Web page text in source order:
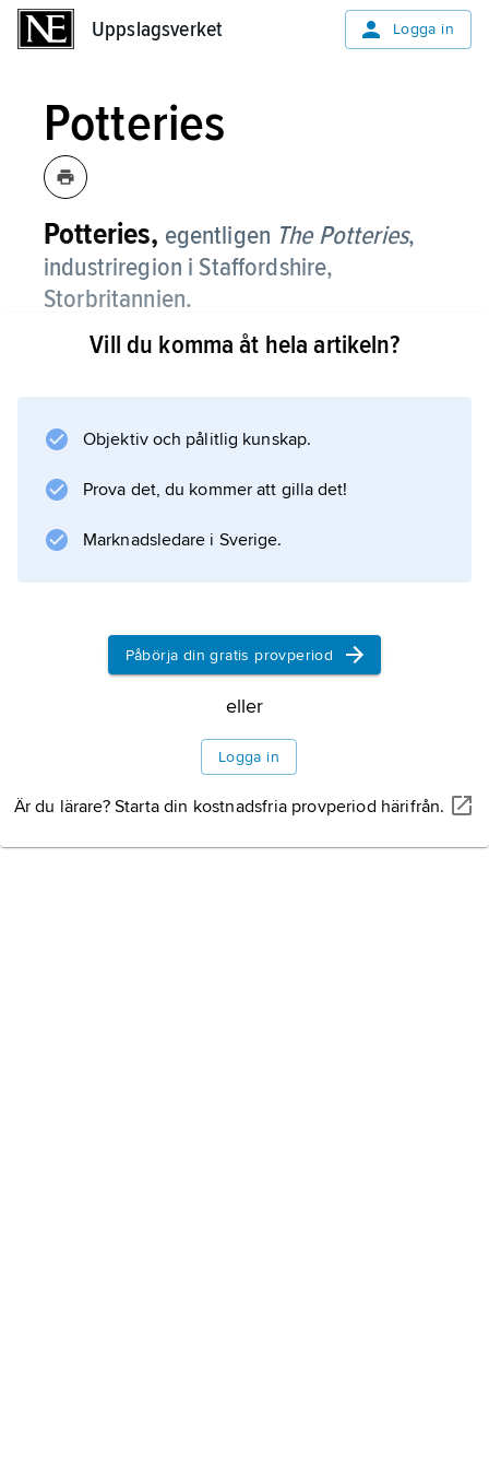
Uppslagsverket Logga in
Potteries
Potteries, egentligen The Potteries,
industriregion i Staffordshire,
Storbritannien.
P. är Englands centrum för tillverkning av
städer som är sammanslagna till Stoke-on-
Vill du komma åt hela artikeln?
Objektiv och pålitlig kunskap.
Prova det, du kommer att gilla det!
Marknadsledare i Sverige.
Påbörja din gratis provperiod
eller
Logga in
Är du lärare? Starta din kostnadsfria provperiod härifrån.